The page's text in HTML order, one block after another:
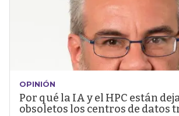
OPINIÓN
Por qué la IA y el HPC están
obsoletos los centros de datos